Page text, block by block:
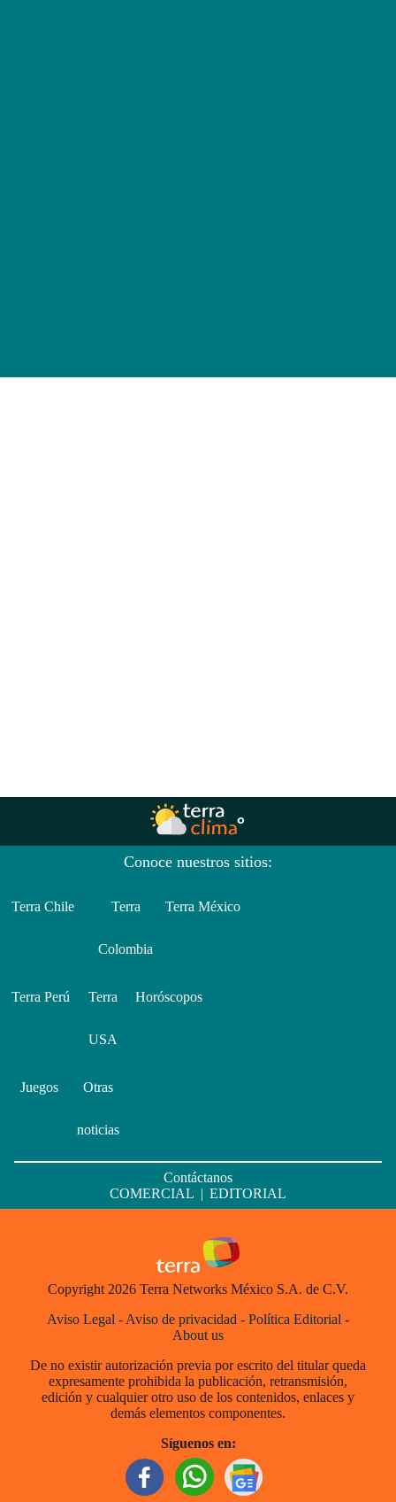
Conoce nuestros sitios:
Terra Chile Terra
Colombia
Terra México
Terra Perú Terra
USA
Horóscopos
Juegos Otras
noticias
Contáctanos
COMERCIAL | EDITORIAL
Copyright 2026 Terra Networks México S.A. de C.V.
Aviso Legal - Aviso de privacidad - Política Editorial -
About us
De no existir autorización previa por escrito del titular queda
expresamente prohibida la publicación, retransmisión,
edición y cualquier otro uso de los contenidos, enlaces y
demás elementos componentes.
Síguenos en: